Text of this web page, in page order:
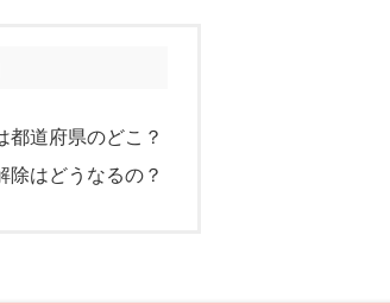
都道府県のどこ？
除はどうなるの？